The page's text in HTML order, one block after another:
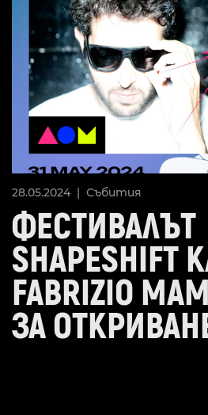
28.05.2024 | Събития
ФЕСТИВАЛЪТ
SHAPESHIFT
FABRIZIO
ЗА